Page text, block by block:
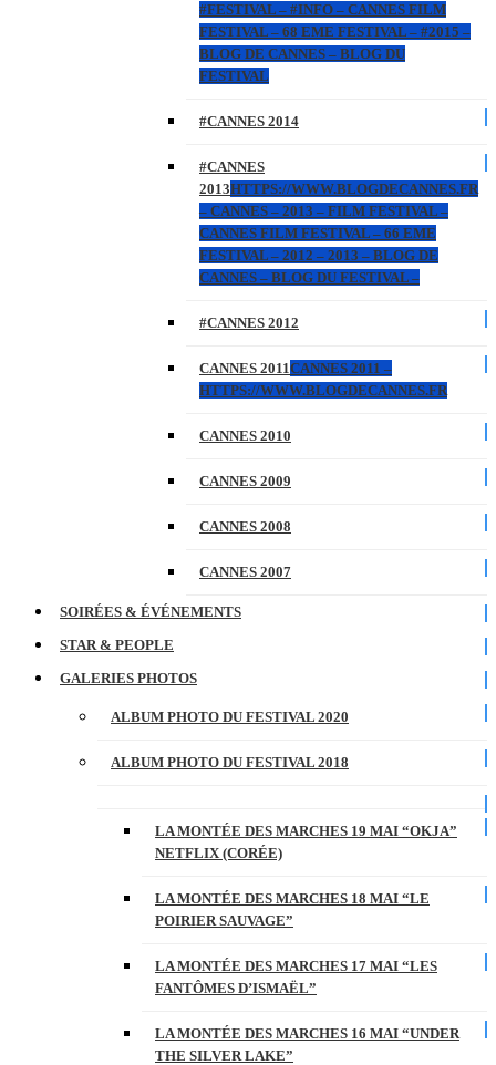
#FESTIVAL – #INFO – CANNES FILM
FESTIVAL – 68 EME FESTIVAL – #2015 –
BLOG DE CANNES – BLOG DU
FESTIVAL
#CANNES 2014
#CANNES
2013HTTPS://WWW.BLOGDECANNES.FR
– CANNES – 2013 – FILM FESTIVAL –
CANNES FILM FESTIVAL – 66 EME
FESTIVAL – 2012 – 2013 – BLOG DE
CANNES – BLOG DU FESTIVAL –
#CANNES 2012
CANNES 2011CANNES 2011 –
HTTPS://WWW.BLOGDECANNES.FR
CANNES 2010
CANNES 2009
CANNES 2008
CANNES 2007
SOIRÉES & ÉVÉNEMENTS
STAR & PEOPLE
GALERIES PHOTOS
ALBUM PHOTO DU FESTIVAL 2020
ALBUM PHOTO DU FESTIVAL 2018
LA MONTÉE DES MARCHES 19 MAI “OKJA”
NETFLIX (CORÉE)
LA MONTÉE DES MARCHES 18 MAI “LE
POIRIER SAUVAGE”
LA MONTÉE DES MARCHES 17 MAI “LES
FANTÔMES D’ISMAËL”
LA MONTÉE DES MARCHES 16 MAI “UNDER
THE SILVER LAKE”